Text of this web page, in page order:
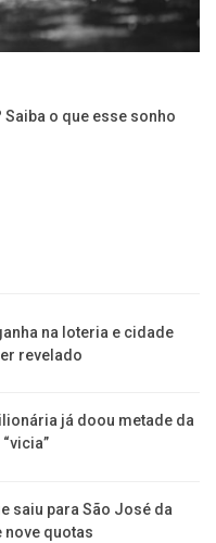
o que esse sonho
na loteria e cidade
revelado
já doou metade da
saiu para São José da
nove quotas